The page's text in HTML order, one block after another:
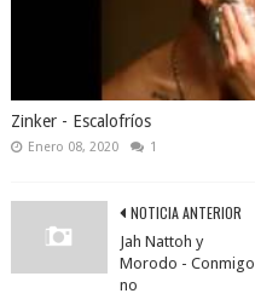
Zinker - Escalofríos
Enero 08, 2020 1
NOTICIA ANTERIOR
Jah Nattoh y
Morodo - Conmigo
no